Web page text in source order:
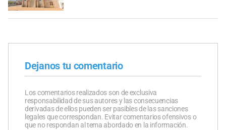
Dejanos tu comentario
Los comentarios realizados son de exclusiva
responsabilidad de sus autores y las consecuencias
derivadas de ellos pueden ser pasibles de las sanciones
legales que correspondan. Evitar comentarios ofensivos o
que no respondan al tema abordado en la información.